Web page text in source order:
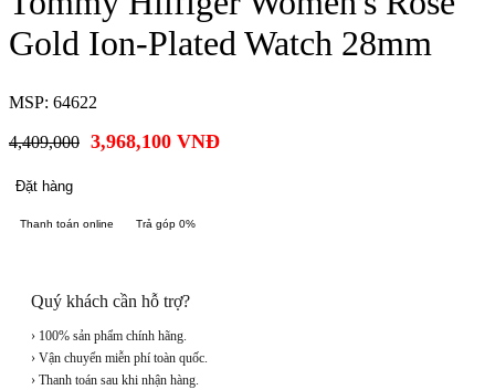
Gold Ion-Plated Watch 28mm
MSP: 64622
4,409,000 3,968,100 VNĐ
Đặt hàng
Thanh toán online Trả góp 0%
Quý khách cần hỗ trợ?
› 100% sản phẩm chính hãng.
› Vận chuyển miễn phí toàn quốc.
› Thanh toán sau khi nhận hàng.